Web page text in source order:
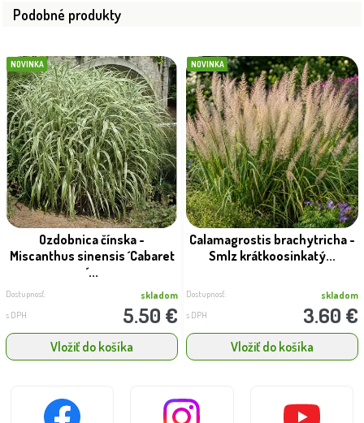
Podobné produkty
NOVINKA
Ozdobnica čínska -
Miscanthus sinensis ´Cabaret
´...
Dostupnosť: skladom
s DPH 5.50 €
Vložiť do košíka
NOVINKA
Calamagrostis brachytricha -
Smlz krátkoosinkatý...
Dostupnosť: skladom
s DPH 3.60 €
Vložiť do košíka